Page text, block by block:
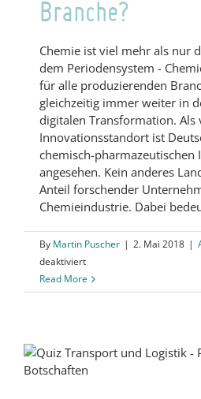
Branche?
Chemie ist viel mehr als nur
dem Periodensystem -
für alle produzierenden
gleichzeitig immer weiter in
digitalen Transformation.
Innovationsstandort ist
chemisch-pharmazeutischen
angesehen. Kein anderes
Anteil forschender
Chemieindustrie. Dabei
By Martin Puscher | 2. Mai 2018 |
deaktiviertfür
Quiz
Chemieindustrie
gut
kennen
Read More